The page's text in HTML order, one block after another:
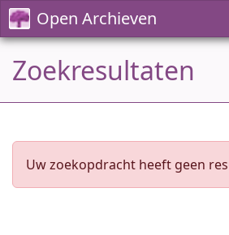
Open Archieven
Zoekresultaten
Uw zoekopdracht heeft geen